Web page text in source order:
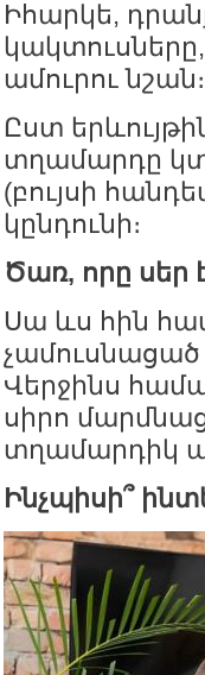
Իհարկե,
ամուրու նշան։
Ըստ
տղամարդը
(բույսի
կընդունի։
Ծառ, որը սեր
Սա ևս հին
չամուսնացած
Վերջինս
սիրո
տղամարդիկ
Ինչպիսի՞